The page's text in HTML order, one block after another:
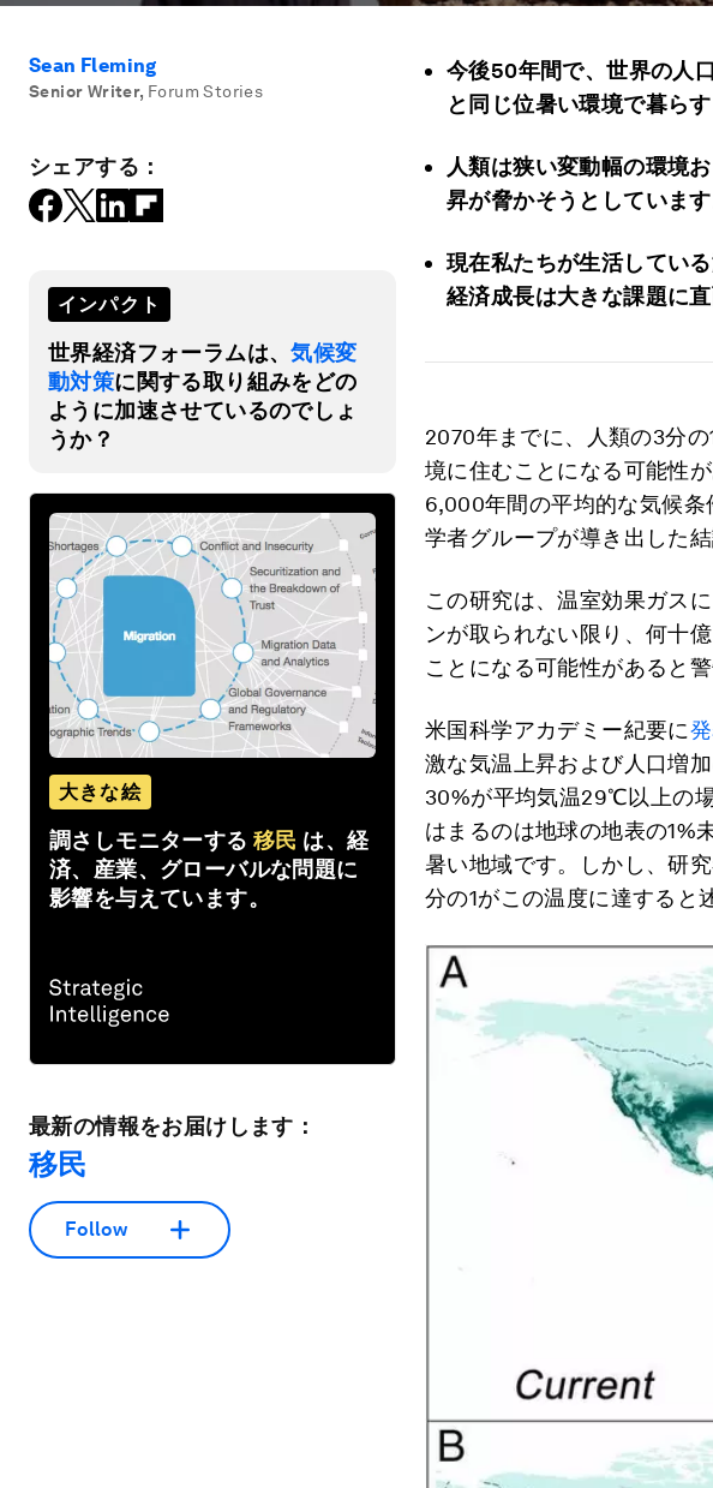
Sean Fleming
Senior Writer, Forum Stories
シェアする：
インパクト
世界経済フォーラムは、気候変
動対策に関する取り組みをどの
ように加速させているのでしょ
うか？
大きな絵
調さしモニターする 移民 は、経
済、産業、グローバルな問題に
影響を与えています。
最新の情報をお届けします：
移民
Follow
今後50年間で、世界の人
と同じ位暑い環境で暮ら
人類は狭い変動幅の環境
昇が脅かそうとしています
現在私たちが生活してい
経済成長は大きな課題に
2070年までに、人類の3分
境に住むことになる可能性が
6,000年間の平均的な気候
学者グループが導き出した結
この研究は、温室効果ガス
ンが取られない限り、何十
ことになる可能性があると警
米国科学アカデミー紀要に
激な気温上昇および人口増
30%が平均気温29℃以上の
はまるのは地球の地表の1%
暑い地域です。しかし、研
分の1がこの温度に達すると